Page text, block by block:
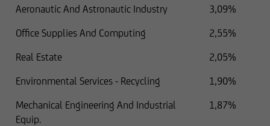
Aeronautic And Astronautic Industry
3,09%
Office Supplies And Computing
2,55%
Real Estate
2,05%
Environmental Services - Recycling
1,90%
Mechanical Engineering And Industrial
Equip.
1,87%